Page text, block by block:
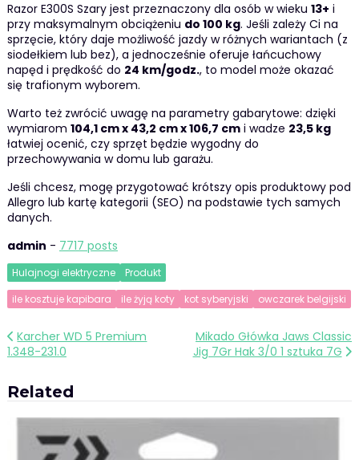
Razor E300S Szary jest przeznaczony dla osób w wieku 13+ i
przy maksymalnym obciążeniu do 100 kg. Jeśli zależy Ci na
sprzęcie, który daje możliwość jazdy w różnych wariantach (z
siodełkiem lub bez), a jednocześnie oferuje łańcuchowy
napęd i prędkość do 24 km/godz., to model może okazać
się trafionym wyborem.
Warto też zwrócić uwagę na parametry gabarytowe: dzięki
wymiarom 104,1 cm x 43,2 cm x 106,7 cmi wadze 23,5 kg
łatwiej ocenić, czy sprzęt będzie wygodny do
przechowywania w domu lub garażu.
Jeśli chcesz, mogę przygotować krótszy opis produktowy pod
Allegro lub kartę kategorii (SEO) na podstawie tych samych
danych.
admin - 7717 posts
Hulajnogi elektryczne
Produkt
ile kosztuje kapibara
ile żyją koty kot syberyjski owczarek belgijski
Nawigacja
wpisu
Karcher WD 5 Premium
1.348-231.0
Mikado Główka Jaws Classic
Jig 7Gr Hak 3/0 1 sztuka 7G
Related